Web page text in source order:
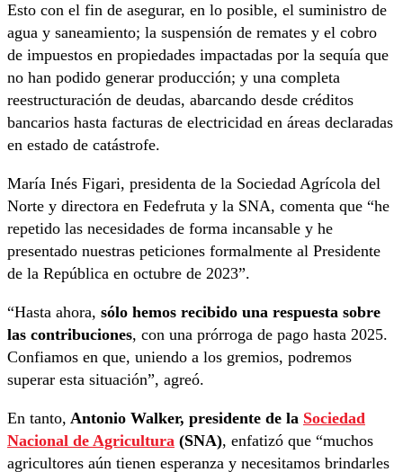
Esto con el fin de asegurar, en lo posible, el suministro de
agua y saneamiento; la suspensión de remates y el cobro
de impuestos en propiedades impactadas por la sequía que
no han podido generar producción; y una completa
reestructuración de deudas, abarcando desde créditos
bancarios hasta facturas de electricidad en áreas declaradas
en estado de catástrofe.
María Inés Figari, presidenta de la Sociedad Agrícola del
Norte y directora en Fedefruta y la SNA, comenta que “he
repetido las necesidades de forma incansable y he
presentado nuestras peticiones formalmente al Presidente
de la República en octubre de 2023”.
“Hasta ahora, sólo hemos recibido una respuesta sobre
las contribuciones, con una prórroga de pago hasta 2025.
Confiamos en que, uniendo a los gremios, podremos
superar esta situación”, agreó.
En tanto, Antonio Walker, presidente de la Sociedad
Nacional de Agricultura (SNA), enfatizó que “muchos
agricultores aún tienen esperanza y necesitamos brindarles